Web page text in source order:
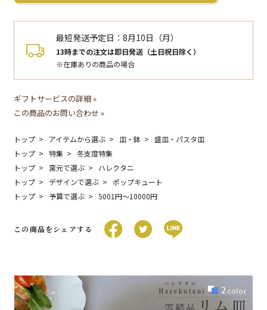
最短発送予定日：8月10日（月）
13時までの注文は即日発送（土日祝日除く）
※在庫ありの商品の場合
ギフトサービスの詳細 »
この商品のお問い合わせ »
トップ アイテムから選ぶ 皿・鉢
盛皿・パスタ皿
トップ
特集
冬支度特集
トップ
窯元で選ぶ
ハレクタニ
トップ
デザインで選ぶ
ポップキュート
トップ
予算で選ぶ 5001円〜10000円
この商品をシェアする